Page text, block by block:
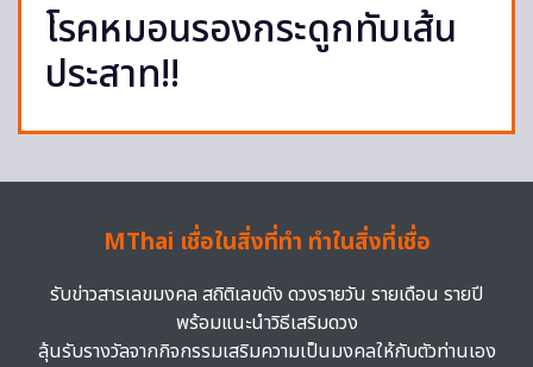
โรคหมอนรองกระดูกทับเส้น
ประสาท!!
MThai เชื่อในสิ่งที่ทำ ทำในสิ่งที่เชื่อ
รับข่าวสารเลขมงคล สถิติเลขดัง ดวงรายวัน รายเดือน รายปี
พร้อมแนะนำวิธีเสริมดวง
ลุ้นรับรางวัลจากกิจกรรมเสริมความเป็นมงคลให้กับตัวท่านเอง